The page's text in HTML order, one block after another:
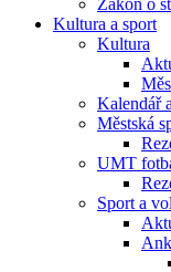
Zákon o
Kultura a sport
Kultura
Kalendář
Městská
UMT
Sport a